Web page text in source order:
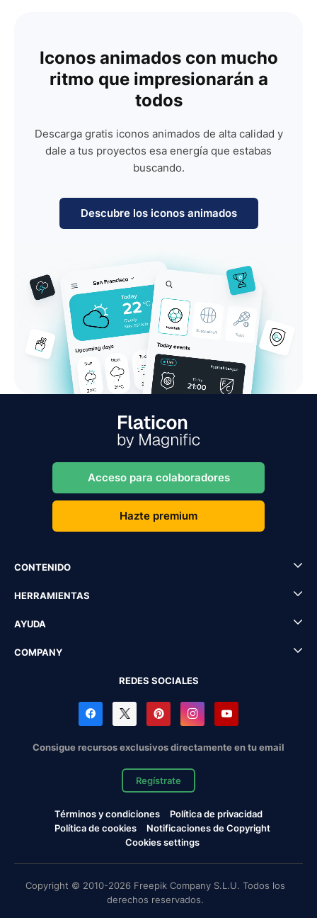
Iconos animados con mucho
ritmo que impresionarán a
todos
Descarga gratis iconos animados de alta calidad y
dale a tus proyectos esa energía que estabas
buscando.
Descubre los iconos animados
Acceso para colaboradores
Hazte premium
CONTENIDO
HERRAMIENTAS
AYUDA
COMPANY
REDES SOCIALES
Consigue recursos exclusivos directamente en tu email
Regístrate
Términos y condiciones
Política de privacidad
Política de cookies
Notificaciones de Copyright
Cookies settings
Copyright © 2010-2026 Freepik Company S.L.U. Todos los
derechos reservados.